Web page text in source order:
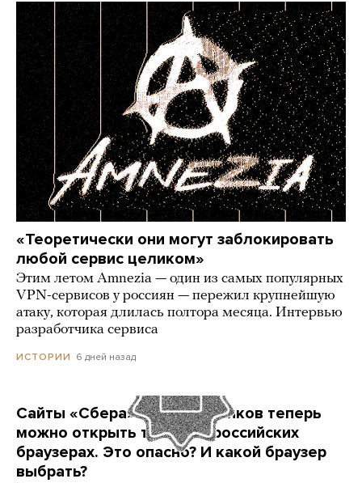
«Теоретически они могут заблокировать
любой сервис целиком»
Этим летом Amnezia — один из самых популярных
VPN-сервисов у россиян — пережил крупнейшую
атаку, которая длилась полтора месяца. Интервью
разработчика сервиса
ИСТОРИИ 6 дней назад
Сайты «Сбера» и других банков теперь
можно открыть только в российских
браузерах. Это опасно? И какой браузер
выбрать?